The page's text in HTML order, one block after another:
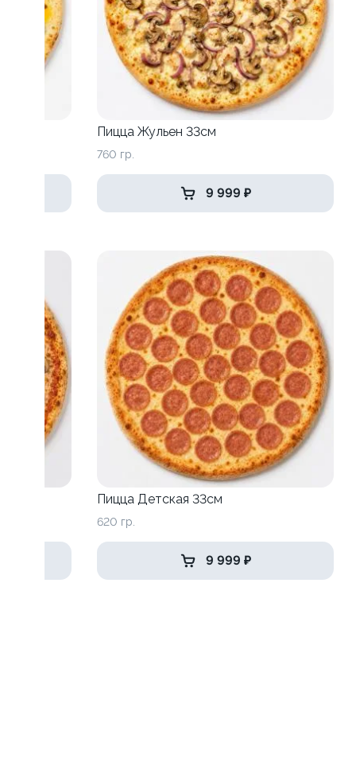
Пицца Жульен 33см
760 гр.
9 999 ₽
Пицца Детская 33см
620 гр.
9 999 ₽